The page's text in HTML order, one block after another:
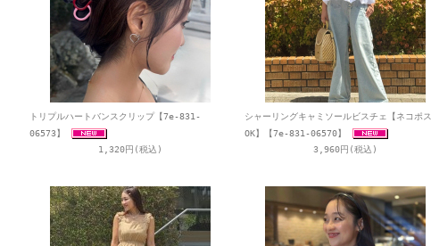
トリプルハートバンスクリップ【7e-831-
06573】
1,320円(税込)
シャーリングキャミソールビスチェ【ネコポス
OK】【7e-831-06570】
3,960円(税込)